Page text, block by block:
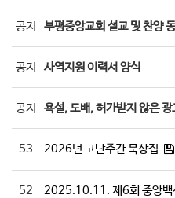
공지 부평중앙교회 설교 및 찬양
공지 사역지원 이력서 양식
공지 욕설, 도배, 허가받지 않은
53 2026년 고난주간 묵상집
52 2025.10.11. 제6회 중앙백